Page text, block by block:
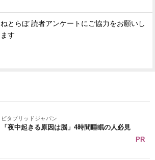
ねとらぼ 読者アンケートにご協力をお願いし
ます
ビタブリッドジャパン
「夜中起きる原因は脳」4時間睡眠の人必見
PR